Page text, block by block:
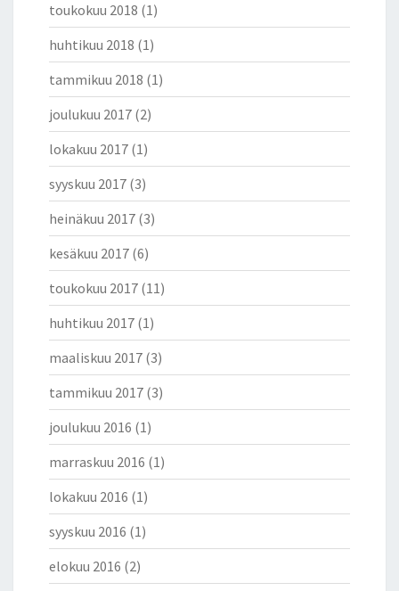
toukokuu 2018 (1)
huhtikuu 2018 (1)
tammikuu 2018 (1)
joulukuu 2017 (2)
lokakuu 2017 (1)
syyskuu 2017 (3)
heinäkuu 2017 (3)
kesäkuu 2017 (6)
toukokuu 2017 (11)
huhtikuu 2017 (1)
maaliskuu 2017 (3)
tammikuu 2017 (3)
joulukuu 2016 (1)
marraskuu 2016 (1)
lokakuu 2016 (1)
syyskuu 2016 (1)
elokuu 2016 (2)